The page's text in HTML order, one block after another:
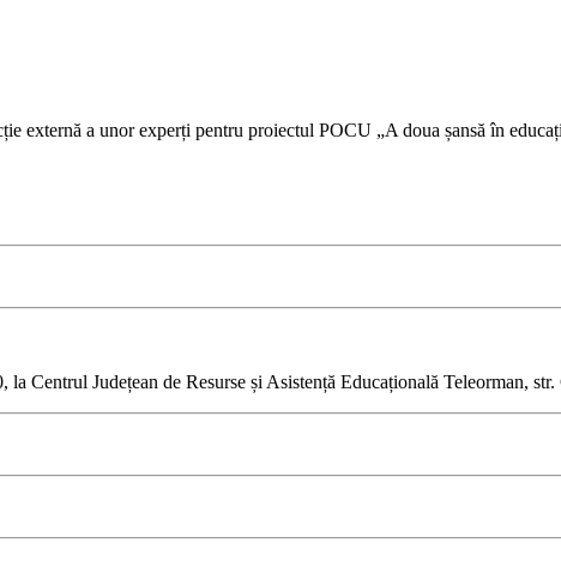
externă a unor experți pentru proiectul POCU „A doua șansă în
Centrul Județean de Resurse și Asistență Educațională Teleorman, str.